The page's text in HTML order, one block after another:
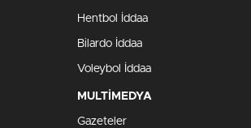
Hentbol İddaa
Bilardo İddaa
Voleybol İddaa
MULTİMEDYA
Gazeteler